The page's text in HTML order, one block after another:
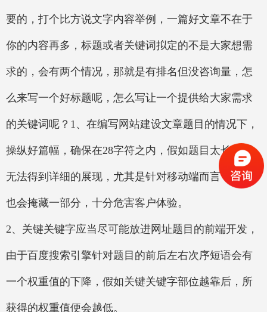
要的，打个比方说文字内容举例，一篇好文章不在于
你的内容再多，标题或者关键词拟定的不是大家想需
求的，会有两个情况，那就是有排名但没咨询量，怎
么来写一个好标题呢，怎么写让一个提供给大家需求
的关键词呢？1、在编写网站建设文章题目的情况下，
操纵好篇幅，确保在28字符之内，假如题目太长得话
无法得到详细的展现，尤其是针对移动端而言，题目
也会掩藏一部分，十分危害客户体验。
2、关键关键字应当尽可能放进网址题目的前端开发，
由于百度搜索引擎针对题目的前后左右次序短语会有
一个权重值的下降，假如关键关键字部位越靠后，所
获得的权重值便会越低。